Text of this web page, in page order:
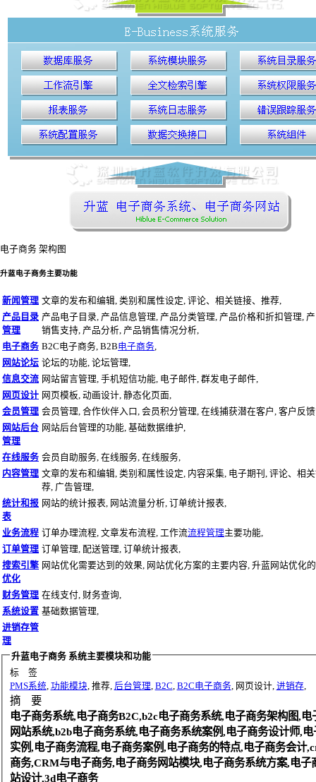
电子商务 架构图
升蓝电子商务主要功能
新闻管理 文章的发布和编辑, 类别和属性设定, 评论、相关链接、推荐,
产品目录
管理
产品电子目录, 产品信息管理, 产品分类管理, 产品价格和折扣管理,
销售支持, 产品分析, 产品销售情况分析,
电子商务 B2C电子商务, B2B电子商务
网站论坛 论坛的功能, 论坛管理,
信息交流 网站留言管理, 手机短信功能, 电子邮件, 群发电子邮件,
网页设计 网页模板, 动画设计, 静态化页面,
会员管理 会员管理, 合作伙伴入口, 会员积分管理, 在线捕获潜在客户, 客户反
网站后台
管理
网站后台管理的功能, 基础数据维护,
在线服务 会员自助服务, 在线服务, 在线服务,
内容管理 文章的发布和编辑, 类别和属性设定, 内容采集, 电子期刊, 评论、相
荐, 广告管理,
统计和报
表
网站的统计报表, 网站流量分析, 订单统计报表,
业务流程 订单办理流程, 文章发布流程, 工作流流程管理主要功能,
订单管理 订单管理, 配送管理, 订单统计报表,
搜索引擎
优化
网站优化需要达到的效果, 网站优化方案的主要内容, 升蓝网站优化
财务管理 在线支付, 财务查询,
系统设置 基础数据管理,
进销存管
理
升蓝电子商务 系统主要模块和功能
标 签
PMS系统, 功能模块 , 推荐, 后台管理, B2C, B2C电子商务 , 网页设计, 进销存,
摘 要
电子商务系统,电子商务B2C,b2c电子商务系统,电子商务架构图,电
网站系统,b2b电子商务系统,电子商务系统案例,电子商务设计师,电
实例,电子商务流程,电子商务案例,电子商务的特点,电子商务会计
商务,CRM与电子商务,电子商务网站模块,电子商务系统方案,电子
站设计,3d电子商务